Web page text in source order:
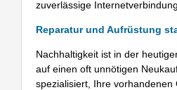
zuverlässige
Reparatur und Aufrüstung
Nachhaltigkeit ist in der
auf einen oft unnötigen
spezialisiert, Ihre